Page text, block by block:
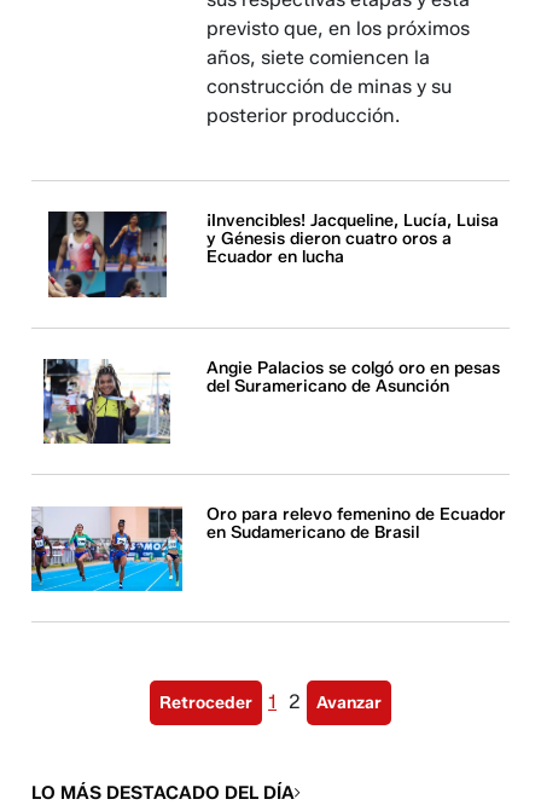
previsto que, en los próximos
años, siete comiencen la
construcción de minas y su
posterior producción.
¡Invencibles! Jacqueline, Lucía, Luisa
y Génesis dieron cuatro oros a
Ecuador en lucha
Angie Palacios se colgó oro en pesas
del Suramericano de Asunción
Oro para relevo femenino de Ecuador
en Sudamericano de Brasil
Retroceder 1 2 Avanzar
LO MÁS DESTACADO DEL DÍA